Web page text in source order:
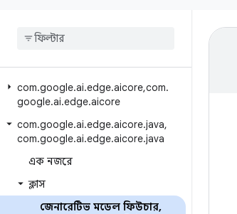
com.google.ai.edge.aicore,com.
google.ai.edge.aicore
com.google.ai.edge.aicore.java,
com.google.ai.edge.aicore.java
এক নজরে
ক্লাস
জেনারেটিভ মডেল ফিউচার,